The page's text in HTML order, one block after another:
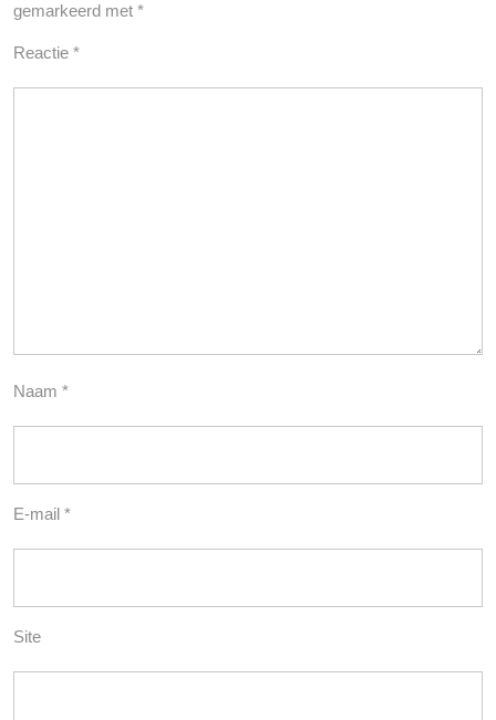
gemarkeerd met *
Reactie *
Naam *
E-mail *
Site